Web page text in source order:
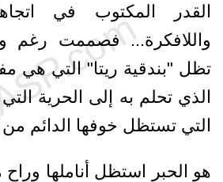
القدر المكتوب في
واللافكرة... فصممت رغم
تظل "بندقية ريتا" التي هي
الذي تحلم به إلى الحرية
التي تستظل خوفها الدائم
هو الحبر استظل أناملها